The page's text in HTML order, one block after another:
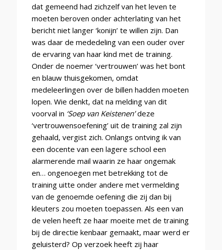
dat gemeend had zichzelf van het leven te
moeten beroven onder achterlating van het
bericht niet langer ‘konijn’ te willen zijn. Dan
was daar de mededeling van een ouder over
de ervaring van haar kind met de training.
Onder de noemer ‘vertrouwen’ was het bont
en blauw thuisgekomen, omdat
medeleerlingen over de billen hadden moeten
lopen. Wie denkt, dat na melding van dit
voorval in ‘Soep van Keistenen’ deze
‘vertrouwensoefening’ uit de training zal zijn
gehaald, vergist zich. Onlangs ontving ik van
een docente van een lagere school een
alarmerende mail waarin ze haar ongemak
en… ongenoegen met betrekking tot de
training uitte onder andere met vermelding
van de genoemde oefening die zij dan bij
kleuters zou moeten toepassen. Als een van
de velen heeft ze haar moeite met de training
bij de directie kenbaar gemaakt, maar werd er
geluisterd? Op verzoek heeft zij haar